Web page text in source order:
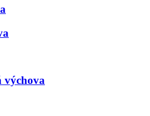
výchova